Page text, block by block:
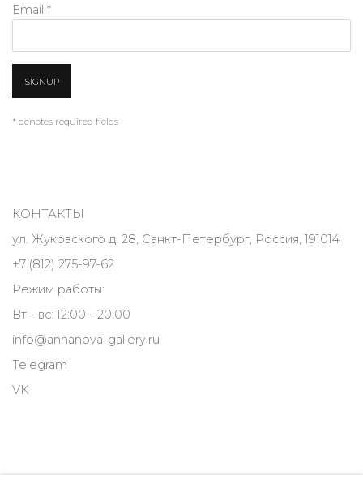
Email *
SIGNUP
* denotes required fields
КОНТАКТЫ
ул. Жуковского д. 28, Санкт-Петербург, Россия, 191014
+7 (812) 275-97-62
Режим работы:
Вт - вс: 12:00 - 20:00
info@annanova-gallery.ru
Telegram
VK